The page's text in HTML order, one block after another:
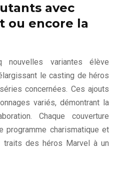
avec
ou encore la
nouvelles variantes élève
le casting de héros
concernées. Ces ajouts
variés, démontrant la
Chaque couverture
programme charismatique et
traits des héros Marvel à un